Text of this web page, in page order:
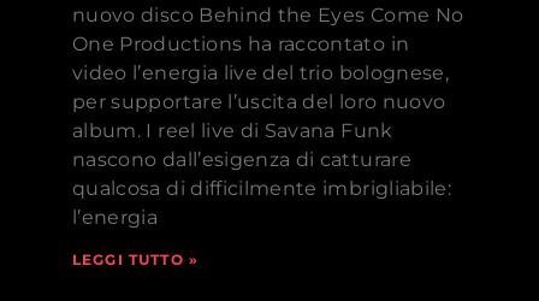
nuovo disco Behind the Eyes Come No
One Productions ha raccontato in
video l’energia live del trio bolognese,
per supportare l’uscita del loro nuovo
album. I reel live di Savana Funk
nascono dall’esigenza di catturare
qualcosa di difficilmente imbrigliabile:
l’energia
LEGGI TUTTO »